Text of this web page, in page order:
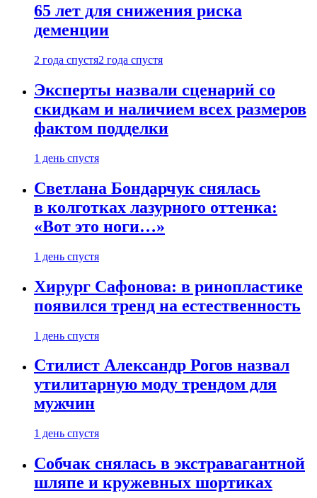
65 лет для снижения риска
деменции
2 года спустя2 года спустя
Эксперты назвали сценарий со
скидкам и наличием всех размеров
фактом подделки
1 день спустя
Светлана Бондарчук снялась
в колготках лазурного оттенка:
«Вот это ноги…»
1 день спустя
Хирург Сафонова: в ринопластике
появился тренд на естественность
1 день спустя
Стилист Александр Рогов назвал
утилитарную моду трендом для
мужчин
1 день спустя
Собчак снялась в экстравагантной
шляпе и кружевных шортиках